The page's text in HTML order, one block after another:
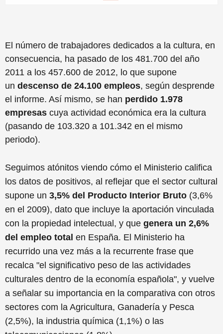
El número de trabajadores dedicados a la cultura, en
consecuencia, ha pasado de los 481.700 del año
2011 a los 457.600 de 2012, lo que supone
un descenso de 24.100 empleos, según desprende
el informe. Así mismo, se han perdido 1.978
empresas cuya actividad económica era la cultura
(pasando de 103.320 a 101.342 en el mismo
periodo).
Seguimos atónitos viendo cómo el Ministerio califica
los datos de positivos, al reflejar que el sector cultural
supone un 3,5% del Producto Interior Bruto (3,6%
en el 2009), dato que incluye la aportación vinculada
con la propiedad intelectual, y que genera un 2,6%
del empleo total en España. El Ministerio ha
recurrido una vez más a la recurrente frase que
recalca "el significativo peso de las actividades
culturales dentro de la economía española", y vuelve
a señalar su importancia en la comparativa con otros
sectores com la Agricultura, Ganadería y Pesca
(2,5%), la industria química (1,1%) o las